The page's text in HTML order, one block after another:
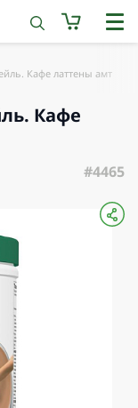
Кафе латтены амт
Кафе
#4465